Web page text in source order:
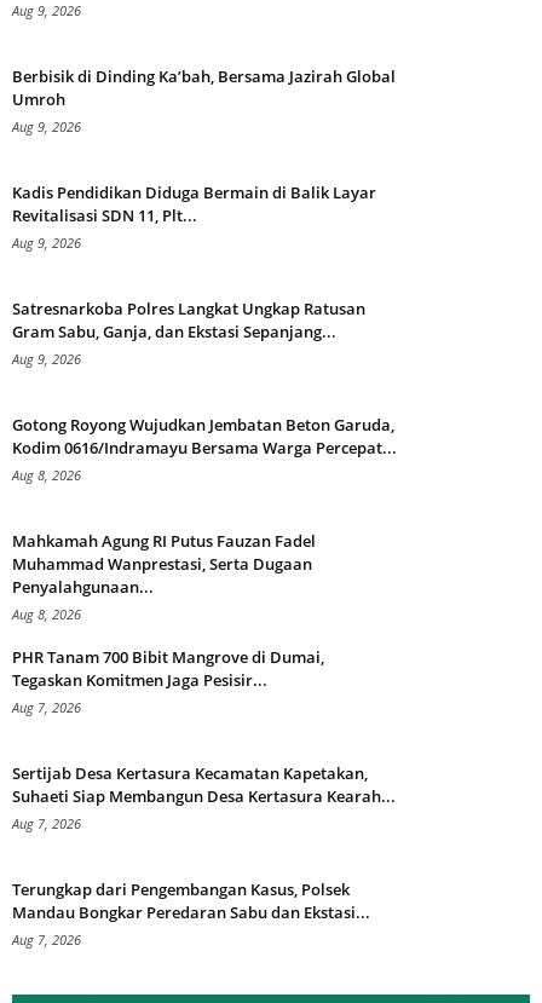
Aug 9, 2026
Berbisik di Dinding Ka’bah, Bersama Jazirah Global
Umroh
Aug 9, 2026
Kadis Pendidikan Diduga Bermain di Balik Layar
Revitalisasi SDN 11, Plt...
Aug 9, 2026
Satresnarkoba Polres Langkat Ungkap Ratusan
Gram Sabu, Ganja, dan Ekstasi Sepanjang...
Aug 9, 2026
Gotong Royong Wujudkan Jembatan Beton Garuda,
Kodim 0616/Indramayu Bersama Warga Percepat...
Aug 8, 2026
Mahkamah Agung RI Putus Fauzan Fadel
Muhammad Wanprestasi, Serta Dugaan
Penyalahgunaan...
Aug 8, 2026
PHR Tanam 700 Bibit Mangrove di Dumai,
Tegaskan Komitmen Jaga Pesisir...
Aug 7, 2026
Sertijab Desa Kertasura Kecamatan Kapetakan,
Suhaeti Siap Membangun Desa Kertasura Kearah...
Aug 7, 2026
Terungkap dari Pengembangan Kasus, Polsek
Mandau Bongkar Peredaran Sabu dan Ekstasi...
Aug 7, 2026